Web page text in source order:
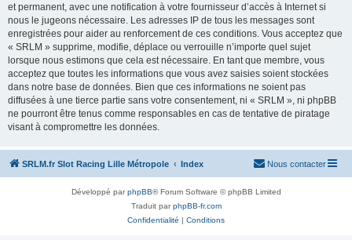
et permanent, avec une notification à votre fournisseur d’accès à Internet si
nous le jugeons nécessaire. Les adresses IP de tous les messages sont
enregistrées pour aider au renforcement de ces conditions. Vous acceptez que
« SRLM » supprime, modifie, déplace ou verrouille n’importe quel sujet
lorsque nous estimons que cela est nécessaire. En tant que membre, vous
acceptez que toutes les informations que vous avez saisies soient stockées
dans notre base de données. Bien que ces informations ne soient pas
diffusées à une tierce partie sans votre consentement, ni « SRLM », ni phpBB
ne pourront être tenus comme responsables en cas de tentative de piratage
visant à compromettre les données.
SRLM.fr Slot Racing Lille Métropole Index Nous contacter
Développé parphpBB® Forum Software © phpBB Limited
Traduit parphpBB-fr.com
Confidentialité | Conditions